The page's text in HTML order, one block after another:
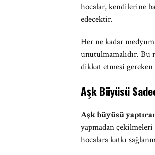
hocalar, kendilerine
edecektir.
Her ne kadar
unutulmamalıdır. Bu
dikkat etmesi
Aşk Büyüsü
Aşk büyüsü
yapmadan
hocalara katkı